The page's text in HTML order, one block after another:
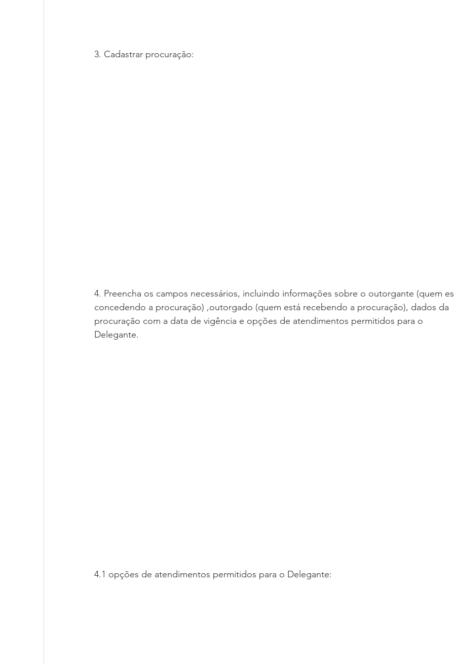
3. Cadastrar procuração:
4. Preencha os campos necessários, incluindo informações sobre o outorgante (quem
concedendo a procuração) ,outorgado (quem está recebendo a procuração), dados da
procuração com a data de vigência e opções de atendimentos permitidos para o
Delegante.
4.1 opções de atendimentos permitidos para o Delegante: